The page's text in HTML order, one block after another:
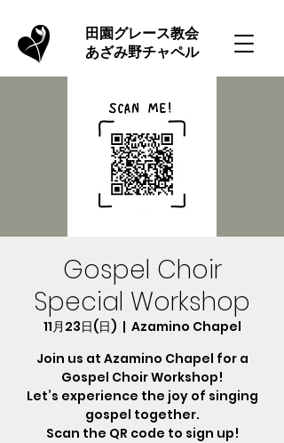
​田園グレース教会
あざみ野チャペル
Gospel Choir
Special Workshop
11月23日(日)
  |
Azamino Chapel
Join us at Azamino Chapel for a
Gospel Choir Workshop!
Let’s experience the joy of singing
gospel together.
Scan the QR code to sign up!